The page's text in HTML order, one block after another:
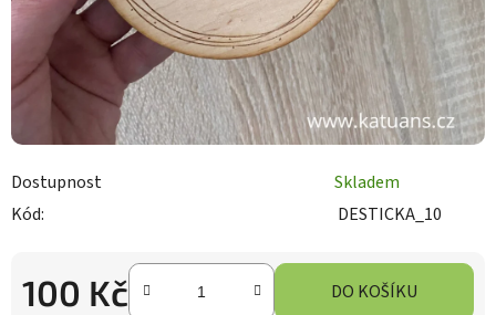
Dostupnost
Skladem
Kód:
DESTICKA_10
100 Kč DO KOŠÍKU